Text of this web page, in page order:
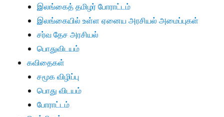
இலங்கைத் தமிழர் போராட்டம்
இலங்கையில் உள்ள ஏனைய அரசியல் அமைப்புகள்
சர்வ தேச அரசியல்
பொதுவிடயம்
கவிதைகள்
சமூக விழிப்பு
பொது விடயம்
போராட்டம்